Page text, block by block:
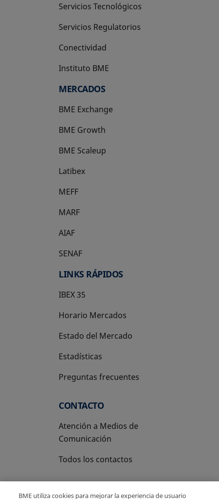
Servicios Tecnológicos
Servicios Regulatorios
Conectividad
Instituto BME
se abre en una pestaña nueva
MERCADOS
BME Exchange
BME Growth
se abre en una pestaña nueva
BME Scaleup
se abre en una pestaña nueva
Latibex
se abre en una pestaña nueva
MEFF
se abre en una pestaña nueva
MARF
AIAF
SENAF
LINKS RÁPIDOS
IBEX 35
Horario Mercados
Estado del Mercado
Estadísticas
Preguntas frecuentes
CONTACTO
Atención a Medios de
Comunicación
Todos los contactos
BME utiliza cookies para mejorar la experiencia de usuario